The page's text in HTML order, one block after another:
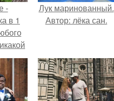
-
в 1
на
Лук маринованный.
Автор: лёка сан.